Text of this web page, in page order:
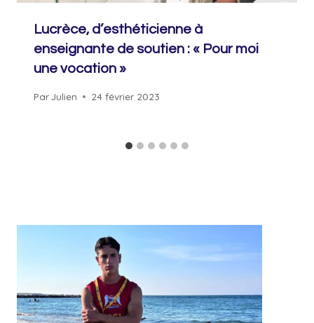
Lucrèce, d’esthéticienne à
enseignante de soutien : « Pour moi
une vocation »
ParJulien 24 février 2023